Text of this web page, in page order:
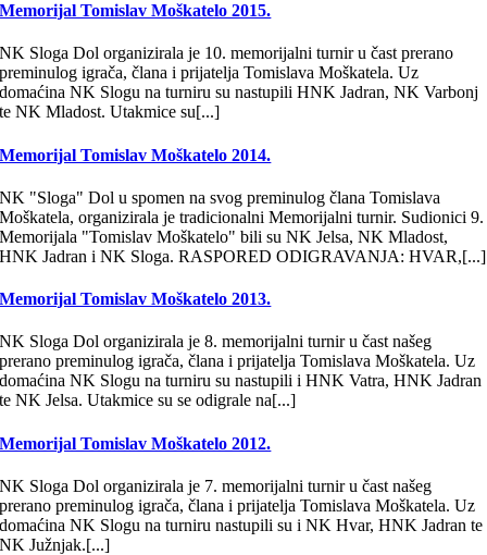
Memorijal Tomislav Moškatelo 2015.
NK Sloga Dol organizirala je 10. memorijalni turnir u čast prerano
preminulog igrača, člana i prijatelja Tomislava Moškatela. Uz
domaćina NK Slogu na turniru su nastupili HNK Jadran, NK Varbonj
te NK Mladost. Utakmice su[...]
Memorijal Tomislav Moškatelo 2014.
NK "Sloga" Dol u spomen na svog preminulog člana Tomislava
Moškatela, organizirala je tradicionalni Memorijalni turnir. Sudionici 9.
Memorijala "Tomislav Moškatelo" bili su NK Jelsa, NK Mladost,
HNK Jadran i NK Sloga. RASPORED ODIGRAVANJA: HVAR,[...]
Memorijal Tomislav Moškatelo 2013.
NK Sloga Dol organizirala je 8. memorijalni turnir u čast našeg
prerano preminulog igrača, člana i prijatelja Tomislava Moškatela. Uz
domaćina NK Slogu na turniru su nastupili i HNK Vatra, HNK Jadran
te NK Jelsa. Utakmice su se odigrale na[...]
Memorijal Tomislav Moškatelo 2012.
NK Sloga Dol organizirala je 7. memorijalni turnir u čast našeg
prerano preminulog igrača, člana i prijatelja Tomislava Moškatela. Uz
domaćina NK Slogu na turniru nastupili su i NK Hvar, HNK Jadran te
NK Južnjak.[...]